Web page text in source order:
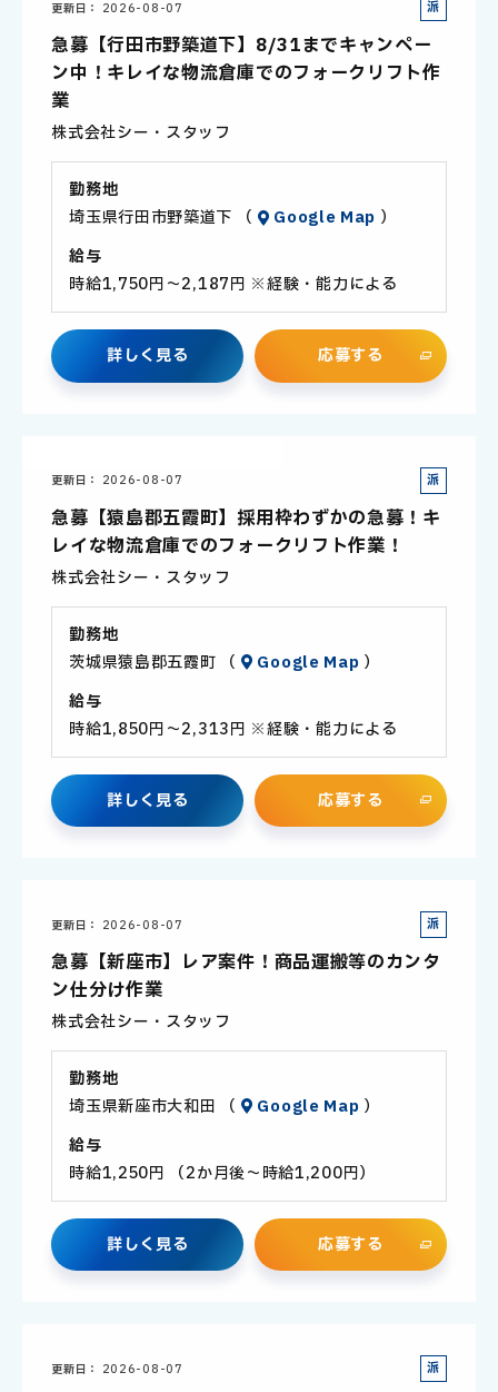
更新日 2026-08-07
派
員
急募【行田市野築道下】8/31までキャンペー
ン中！キレイな物流倉庫でのフォークリフト作
業
株式会社シー・スタッフ
勤務地
埼玉県行田市野築道下 （
Google Map ）
給与
時給1,750円～2,187円 ※経験・能力による
詳しく見る 応募する
更新日 2026-08-07
派
社
急募【猿島郡五霞町】採用枠わずかの急募！キ
レイな物流倉庫でのフォークリフト作業！
株式会社シー・スタッフ
勤務地
茨城県猿島郡五霞町 （
Google Map ）
給与
時給1,850円～2,313円 ※経験・能力による
詳しく見る 応募する
更新日 2026-08-07
派
社
急募【新座市】レア案件！商品運搬等のカンタ
ン仕分け作業
株式会社シー・スタッフ
勤務地
埼玉県新座市大和田 （
Google Map ）
給与
時給1,250円 （2か月後～時給1,200円）
詳しく見る 応募する
更新日 2026-08-07
派